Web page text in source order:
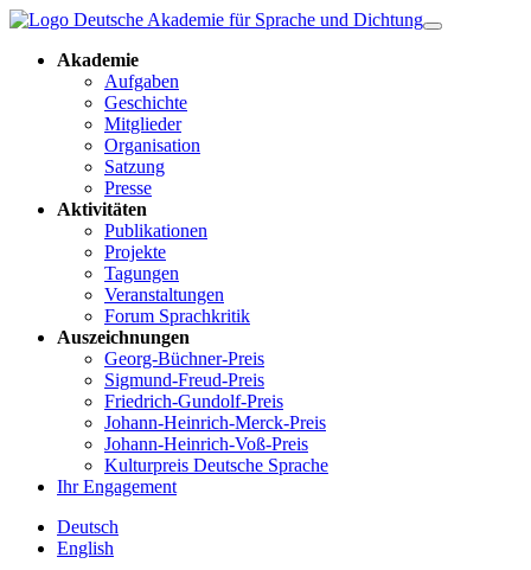
Akademie
Aufgaben
Geschichte
Mitglieder
Organisation
Satzung
Presse
Aktivitäten
Publikationen
Projekte
Tagungen
Veranstaltungen
Forum Sprachkritik
Auszeichnungen
Georg-Büchner-Preis
Sigmund-Freud-Preis
Friedrich-Gundolf-Preis
Johann-Heinrich-Merck-Preis
Johann-Heinrich-Voß-Preis
Kulturpreis Deutsche Sprache
Ihr Engagement
Deutsch
English